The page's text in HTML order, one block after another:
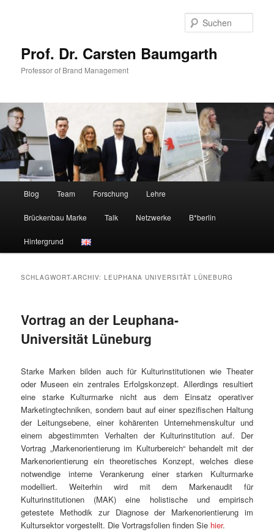
Prof. Dr. Carsten Baumgarth
Professor of Brand Management
Blog Team Forschung Lehre
Brückenbau Marke Talk Netzwerke B*berlin
Hintergrund
SCHLAGWORT-ARCHIV:LEUPHANA UNIVERSITÄT LÜNEBURG
Vortrag an der Leuphana-
Universität Lüneburg
Starke Marken bilden auch für Kulturinstitutionen wie Theater
oder Museen ein zentrales Erfolgskonzept. Allerdings resultiert
eine starke Kulturmarke nicht aus dem Einsatz operativer
Marketingtechniken, sondern baut auf einer spezifischen Haltung
der Leitungsebene, einer kohärenten Unternehmenskultur und
einem abgestimmten Verhalten der Kulturinstitution auf. Der
Vortrag „Markenorientierung im Kulturbereich“ behandelt mit der
Markenorientierung ein theoretisches Konzept, welches diese
notwendige interne Verankerung einer starken Kulturmarke
modelliert. Weiterhin wird mit dem Markenaudit für
Kulturinstitutionen (MAK) eine holistische und empirisch
getestete Methodik zur Diagnose der Markenorientierung im
Kultursektor vorgestellt. Die Vortragsfolien finden Sie hier.